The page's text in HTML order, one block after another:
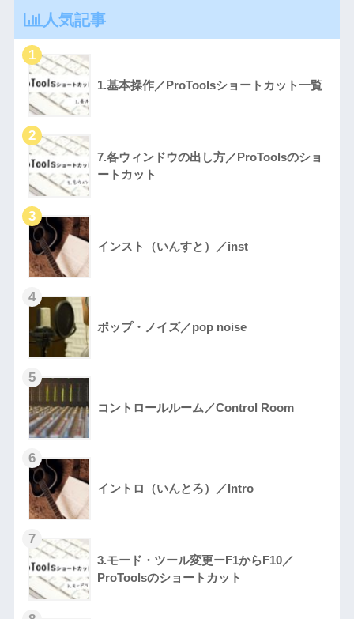
人気記事
1.基本操作／ProToolsショートカット一覧
7.各ウィンドウの出し方／ProToolsのショ
ートカット
インスト（いんすと）／inst
ポップ・ノイズ／pop noise
コントロールルーム／Control Room
イントロ（いんとろ）／Intro
3.モード・ツール変更ーF1からF10／
ProToolsのショートカット